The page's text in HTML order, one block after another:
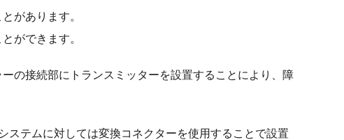
があります。
ができます。
の接続部にトランスミッターを設置することにより、障
テムに対しては変換コネクターを使用することで設置